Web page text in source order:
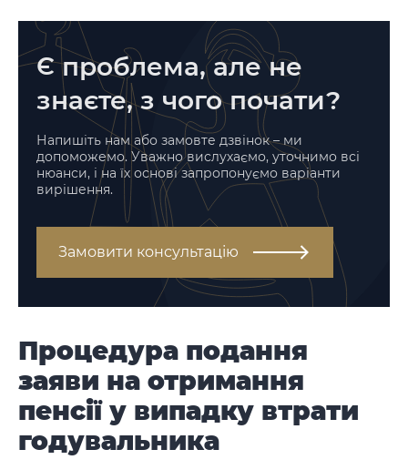
Є проблема, але не
знаєте, з чого почати?
Напишіть нам або замовте дзвінок – ми
допоможемо. Уважно вислухаємо, уточнимо всі
нюанси, і на їх основі запропонуємо варіанти
вирішення.
Замовити консультацію
Процедура подання
заяви на отримання
пенсії у випадку втрати
годувальника